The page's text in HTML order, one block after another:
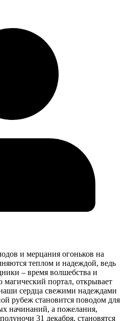
и мерцания огоньков на
теплом и надеждой, ведь
– время волшебства и
портал, открывает
сердца свежими надеждами
рубеж становится поводом для
начинаний, а пожелания,
31 декабря, становятся